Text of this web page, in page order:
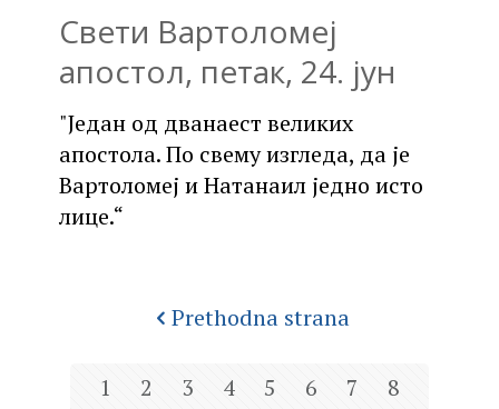
Свети Вартоломеј
апостол, петак, 24. јун
"Један од дванаест великих
апостола. По свему изгледа, да је
Вартоломеј и Натанаил једно исто
лице.“
Prethodna strana
1 2 3 4 5 6 7
8